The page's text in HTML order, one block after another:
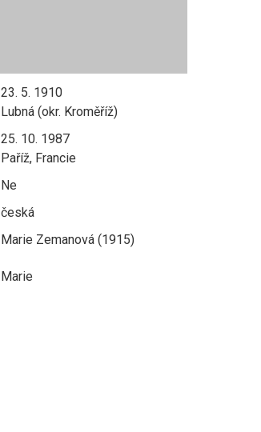
23. 5. 1910
Lubná (okr. Kroměříž)
25. 10. 1987
Paříž, Francie
Ne
česká
Marie Zemanová (1915)
Marie